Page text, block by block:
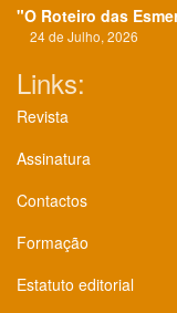
"O Roteiro das
24 de Julho, 2026
Links:
Revista
Assinatura
Contactos
Formação
Estatuto editorial